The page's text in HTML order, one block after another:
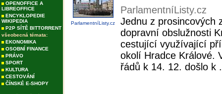
OPENOFFICE A
LIBREOFFICE
ENCYKLOPEDIE
WIKIPEDIA
P2P SÍTĚ BITTORRENT
všeobecná témata:
EKONOMIKA
OSOBNÍ FINANCE
PRÁVO
SPORT
KULTURA
CESTOVÁNÍ
ČÍNSKÉ E-SHOPY
ParlamentníListy.cz
ParlamentníListy.cz
Jednu z prosincových
dopravní obslužnosti
cestující využívající
okolí Hradce Králové.
řádů k 14. 12. došlo k